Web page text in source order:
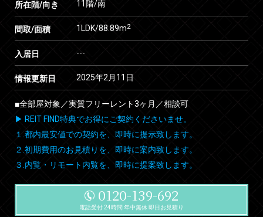
所在階/向き 11階/南
間取/面積 1LDK/88.89m2
入居日 ---
情報更新日 2025年2月11日
■全部屋対象／実質フリーレント3ヶ月／相談可
▶ REIT FIND特典でお得にご契約くださいませ。
１.都内最安値での契約を、即時に提示致します。
２.初期費用のお見積りを、即時に案内致します。
３.内覧・リモート内覧を、即時に提案致します。
0120-139-692
電話受付 24時間 年中無休 即日お見積り